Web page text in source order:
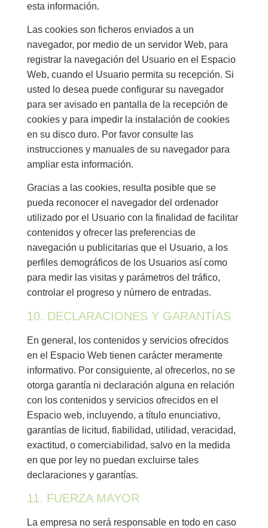
esta información.
Las cookies son ficheros enviados a un
navegador, por medio de un servidor Web, para
registrar la navegación del Usuario en el Espacio
Web, cuando el Usuario permita su recepción. Si
usted lo desea puede configurar su navegador
para ser avisado en pantalla de la recepción de
cookies y para impedir la instalación de cookies
en su disco duro. Por favor consulte las
instrucciones y manuales de su navegador para
ampliar esta información.
Gracias a las cookies, resulta posible que se
pueda reconocer el navegador del ordenador
utilizado por el Usuario con la finalidad de facilitar
contenidos y ofrecer las preferencias de
navegación u publicitarias que el Usuario, a los
perfiles demográficos de los Usuarios así como
para medir las visitas y parámetros del tráfico,
controlar el progreso y número de entradas.
10. DECLARACIONES Y GARANTÍAS
En general, los contenidos y servicios ofrecidos
en el Espacio Web tienen carácter meramente
informativo. Por consiguiente, al ofrecerlos, no se
otorga garantía ni declaración alguna en relación
con los contenidos y servicios ofrecidos en el
Espacio web, incluyendo, a título enunciativo,
garantías de licitud, fiabilidad, utilidad, veracidad,
exactitud, o comerciabilidad, salvo en la medida
en que por ley no puedan excluirse tales
declaraciones y garantías.
11. FUERZA MAYOR
La empresa no será responsable en todo en caso